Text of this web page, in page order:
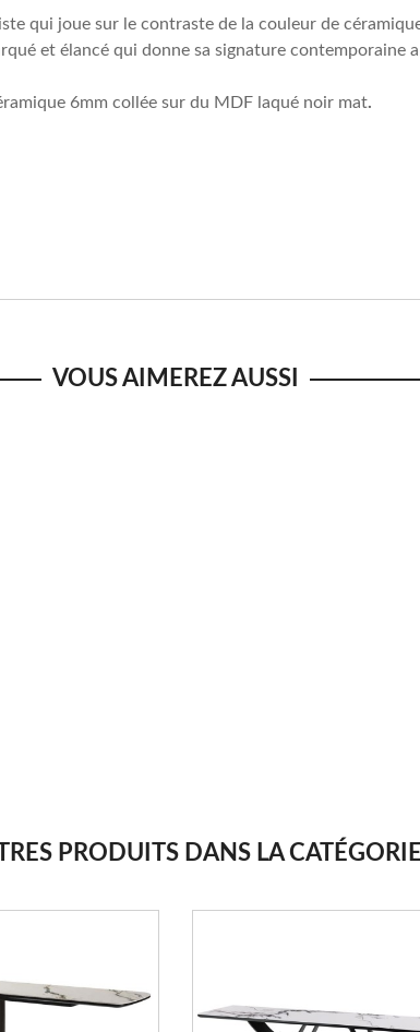
qui joue sur le contraste de la couleur de
et élancé qui donne sa signature contemporaine
6mm collée sur du MDF laqué noir mat.
VOUS AIMEREZ AUSSI
PRODUITS DANS LA